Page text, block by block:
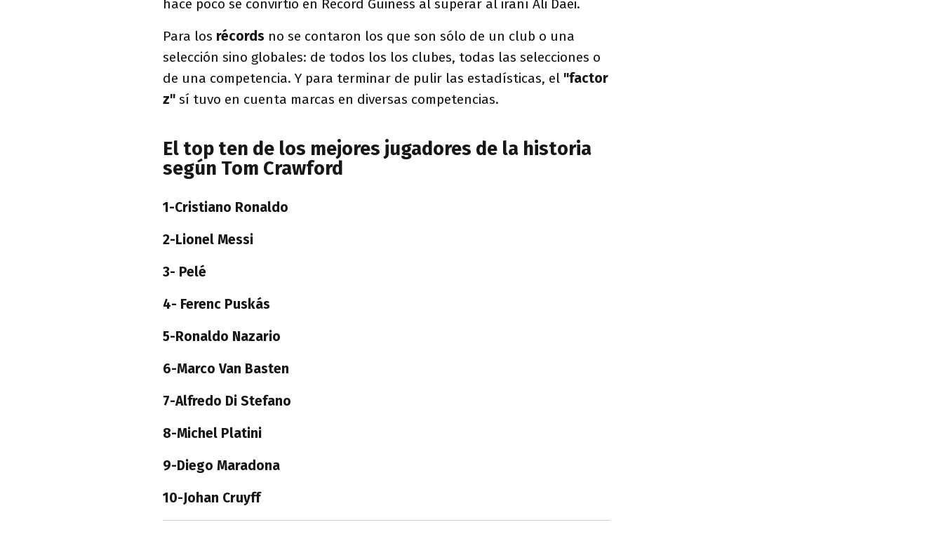
hace poco se convirtió en Récord Guiness al superar al iraní Ali Daei.
Para los récords no se contaron los que son sólo de un club o una
selección sino globales: de todos los los clubes, todas las selecciones o
de una competencia. Y para terminar de pulir las estadísticas, el "factor
z" sí tuvo en cuenta marcas en diversas competencias.
El top ten de los mejores jugadores de la historia
según Tom Crawford
1-Cristiano Ronaldo
2-Lionel Messi
3- Pelé
4- Ferenc Puskás
5-Ronaldo Nazario
6-Marco Van Basten
7-Alfredo Di Stefano
8-Michel Platini
9-Diego Maradona
10-Johan Cruyff